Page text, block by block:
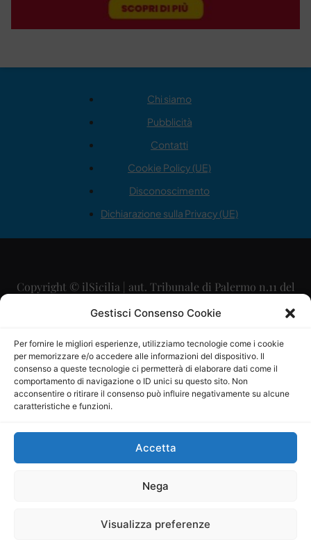
Gestisci Consenso Cookie
Per fornire le migliori esperienze, utilizziamo tecnologie come i cookie
per memorizzare e/o accedere alle informazioni del dispositivo. Il
consenso a queste tecnologie ci permetterà di elaborare dati come il
comportamento di navigazione o ID unici su questo sito. Non
acconsentire o ritirare il consenso può influire negativamente su alcune
caratteristiche e funzioni.
Accetta
Nega
Visualizza preferenze
Chi siamo
Pubblicità
Contatti
Cookie Policy (UE)
Disconoscimento
Dichiarazione sulla Privacy (UE)
Copyright © ilSicilia | aut. Tribunale di Palermo n.11 del
29/09/2015
Direttore Editoriale: Maurizio Scaglione
Direttore Responsabile: Maria Calabrese
P.IVA: 06334930820
Mercurio Comunicazione Società Cooperativa a r.l. è
iscritta al Registro degli Operatori di Comunicazione al
Sito gestito daLa Digitale srl–info@ladigitale.it